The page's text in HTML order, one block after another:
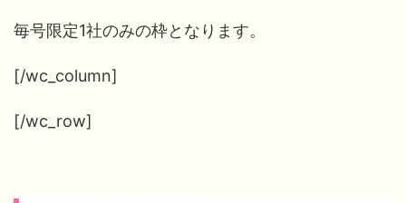
毎号限定1社のみの枠となります。
[/wc_column]
[/wc_row]